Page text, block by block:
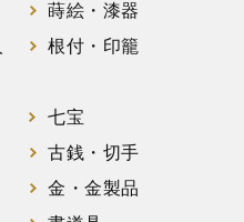
蒔絵・漆器
根付・印籠
七宝
古銭・切手
金・金製品